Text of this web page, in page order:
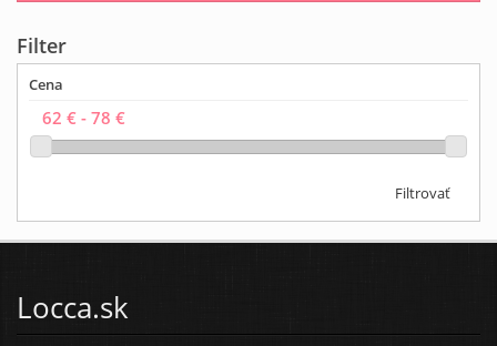
Filter
Cena
Filtrovať
Locca.sk